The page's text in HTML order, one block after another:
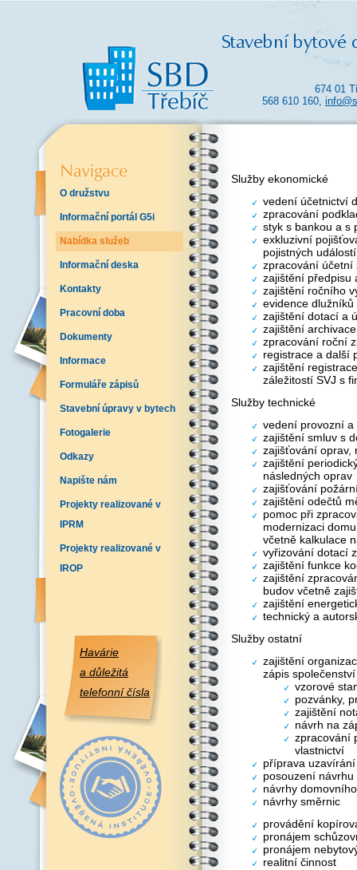
674 01
568 610 160,
O družstvu
Informační portál G5i
Nabídka služeb
Informační deska
Kontakty
Pracovní doba
Dokumenty
Informace
Formuláře zápisů
Stavební úpravy v bytech
Fotogalerie
Odkazy
Napište nám
Projekty realizované v
IPRM
Projekty realizované v
IROP
Havárie
a důležitá
telefonní čísla
Služby ekonomické
vedení účetnictví
zpracování
styk s bankou a s
exkluzivní
pojistných událostí
zpracování účetní
zajištění předpisu
zajištění ročního
evidence
zajištění dotací a
zajištění
zpracování roční
registrace a další
zajištění
záležitostí SVJ s
Služby technické
vedení provozní a
zajištění smluv s
zajišťování oprav,
zajištění
následných oprav
zajišťování
zajištění odečtů
pomoc při
modernizaci
včetně kalkulace
vyřizování dotací
zajištění funkce
zajištění
budov včetně
zajištění
technický a
Služby ostatní
zajištění
zápis
vzorové
pozvánky,
zajištění
návrh na
zpracování
vlastnictví
příprava
posouzení
návrhy
návrhy směrnic
provádění
pronájem
pronájem
realitní činnost